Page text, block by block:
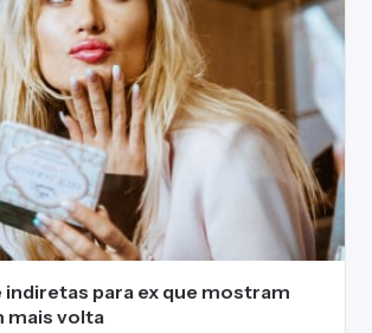
indiretas para ex que mostram
mais volta